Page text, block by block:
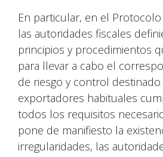
En particular, en el Protocolo
las autoridades fiscales
principios y procedimientos
para llevar a cabo el
de riesgo y control
exportadores habituales
todos los requisitos
pone de manifiesto la
irregularidades, las